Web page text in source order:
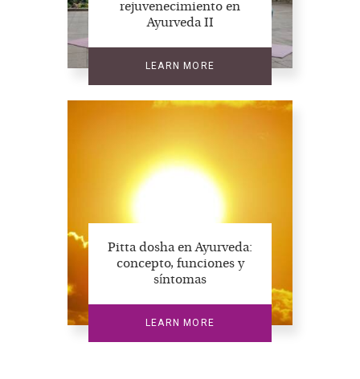
rejuvenecimiento en
Ayurveda II
LEARN MORE
Pitta dosha en Ayurveda:
concepto, funciones y
síntomas
LEARN MORE